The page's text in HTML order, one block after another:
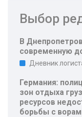
Выбор
В
современную
Дневник
Германия:
зон отдыха
ресурсов
борьбы с